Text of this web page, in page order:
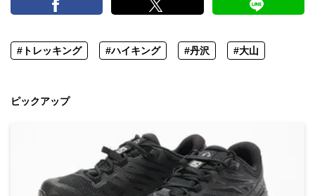
#トレッキング #ハイキング #丹沢 #大山
ピックアップ